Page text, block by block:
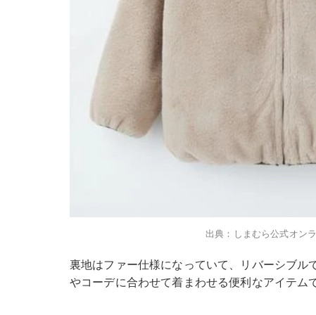
出典：しまむら公式オン
裏地はファー仕様になっていて、リバーシブル
やコーデに合わせて着まわせる便利なアイテム